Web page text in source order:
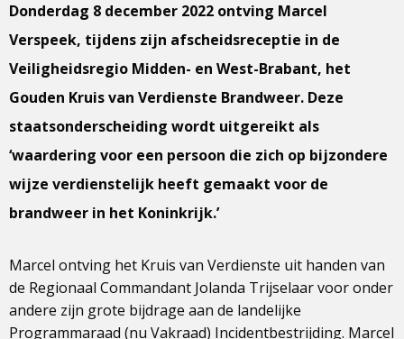
Donderdag 8 december 2022 ontving Marcel
Verspeek, tijdens zijn afscheidsreceptie in de
Veiligheidsregio Midden- en West-Brabant, het
Gouden Kruis van Verdienste Brandweer. Deze
staatsonderscheiding wordt uitgereikt als
‘waardering voor een persoon die zich op bijzondere
wijze verdienstelijk heeft gemaakt voor de
brandweer in het Koninkrijk.’
Marcel ontving het Kruis van Verdienste uit handen van
de Regionaal Commandant Jolanda Trijselaar voor onder
andere zijn grote bijdrage aan de landelijke
Programmaraad (nu Vakraad) Incidentbestrijding. Marcel